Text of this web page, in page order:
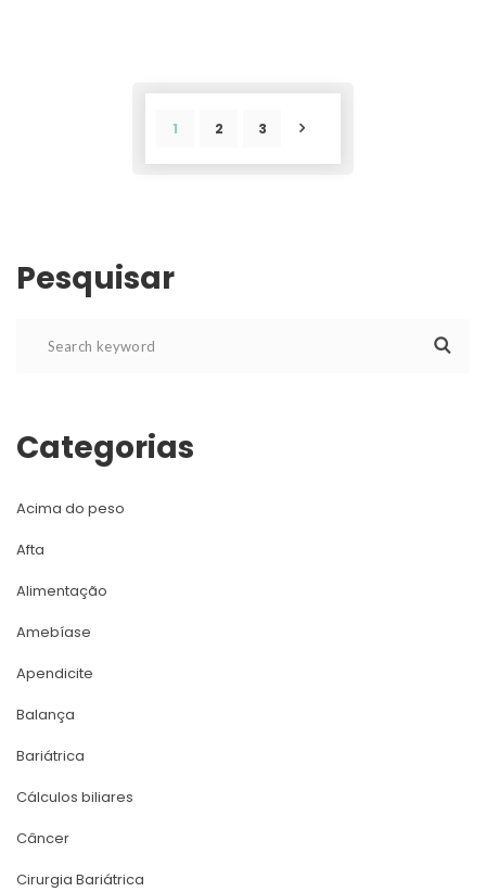
1 2 3
POST
Pesquisar
Categoria
Acima do peso
Afta
Alimentação
Amebíase
Apendicite
Balança
Bariátrica
Cálculos biliare
Câncer
Cirurgia Bariátrica